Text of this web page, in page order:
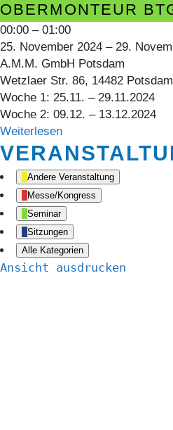
Obermonteur
BTGA
OBERMONTEUR
00:00 – 01:00
25. November 2024 – 29.
A.M.M. GmbH Potsdam
Wetzlaer Str. 86, 14482 Potsdam
Woche 1: 25.11. – 29.11.2024
Woche 2: 09.12. – 13.12.2024
Weiterlesen
Andere Veranstaltung
Messe/Kongress
Seminar
Sitzungen
Alle Kategorien
Ansicht ausdrucken